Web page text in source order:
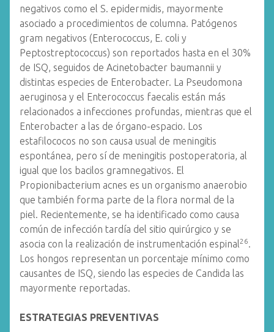
negativos como el S. epidermidis, mayormente
asociado a procedimientos de columna. Patógenos
gram negativos (Enterococcus, E. coli y
Peptostreptococcus) son reportados hasta en el 30%
de ISQ, seguidos de Acinetobacter baumannii y
distintas especies de Enterobacter. La Pseudomona
aeruginosa y el Enterococcus faecalis están más
relacionados a infecciones profundas, mientras que el
Enterobacter a las de órgano-espacio. Los
estafilococos no son causa usual de meningitis
espontánea, pero sí de meningitis postoperatoria, al
igual que los bacilos gramnegativos. El
Propionibacterium acnes es un organismo anaerobio
que también forma parte de la flora normal de la
piel. Recientemente, se ha identificado como causa
común de infección tardía del sitio quirúrgico y se
asocia con la realización de instrumentación espinal26.
Los hongos representan un porcentaje mínimo como
causantes de ISQ, siendo las especies de Candida las
mayormente reportadas.
ESTRATEGIAS PREVENTIVAS